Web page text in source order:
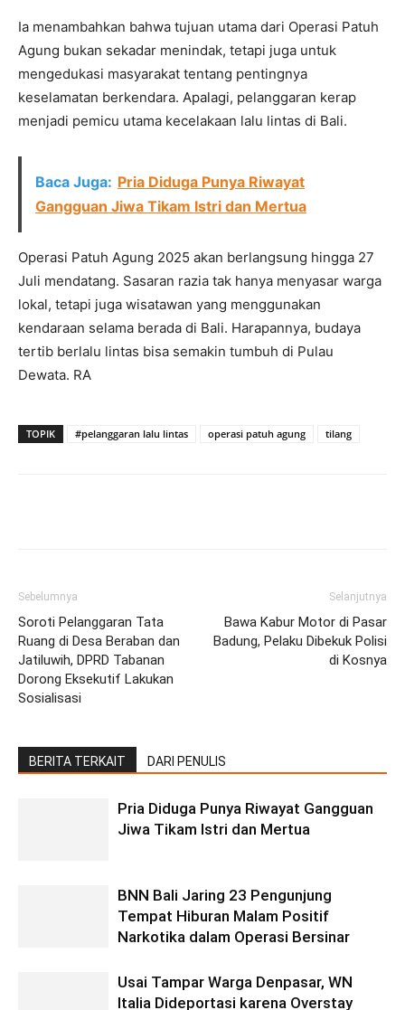
Ia menambahkan bahwa tujuan utama dari Operasi Patuh
Agung bukan sekadar menindak, tetapi juga untuk
mengedukasi masyarakat tentang pentingnya
keselamatan berkendara. Apalagi, pelanggaran kerap
menjadi pemicu utama kecelakaan lalu lintas di Bali.
Baca Juga: Pria Diduga Punya Riwayat
Gangguan Jiwa Tikam Istri dan Mertua
Operasi Patuh Agung 2025 akan berlangsung hingga 27
Juli mendatang. Sasaran razia tak hanya menyasar warga
lokal, tetapi juga wisatawan yang menggunakan
kendaraan selama berada di Bali. Harapannya, budaya
tertib berlalu lintas bisa semakin tumbuh di Pulau
Dewata. RA
TOPIK #pelanggaran lalu lintas operasi patuh agung tilang
Sebelumnya
Soroti Pelanggaran Tata
Ruang di Desa Beraban dan
Jatiluwih, DPRD Tabanan
Dorong Eksekutif Lakukan
Sosialisasi
Selanjutnya
Bawa Kabur Motor di Pasar
Badung, Pelaku Dibekuk Polisi
di Kosnya
BERITA TERKAIT DARI PENULIS
Pria Diduga Punya Riwayat Gangguan
Jiwa Tikam Istri dan Mertua
BNN Bali Jaring 23 Pengunjung
Tempat Hiburan Malam Positif
Narkotika dalam Operasi Bersinar
Usai Tampar Warga Denpasar, WN
Italia Dideportasi karena Overstay